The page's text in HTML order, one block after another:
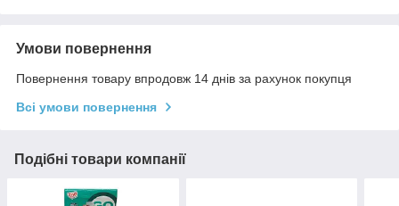
Умови повернення
Повернення товару впродовж 14 днів за рахунок покупця
Всі умови повернення
Подібні товари компанії